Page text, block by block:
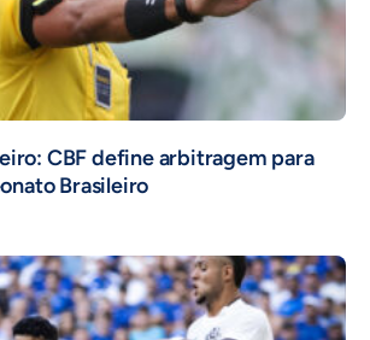
CBF define arbitragem para
Brasileiro